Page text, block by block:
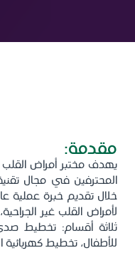
مقدمة:
يهدف مختبر أمراض القلب
المحترفين في مجال
خلال تقديم خبرة عملية
لأمراض القلب غير
ثلاثة أقسام: تخطيط
للأطفال، تخطيط كهربائية